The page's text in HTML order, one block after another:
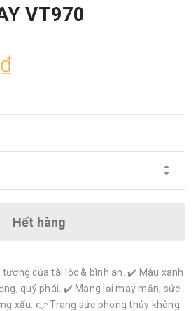
VT970
Hết hàng
tượng của tài lộc & bình an. ✔️ Màu xanh
quý phái. ✔️ Mang lại may mắn, sức
xấu. 👉 Trang sức phong thủy không